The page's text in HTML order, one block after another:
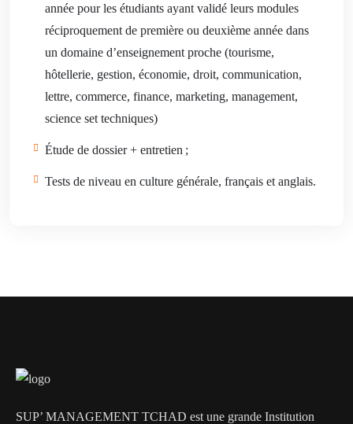
année pour les étudiants ayant validé leurs modules
réciproquement de première ou deuxième année dans
un domaine d’enseignement proche (tourisme,
hôtellerie, gestion, économie, droit, communication,
lettre, commerce, finance, marketing, management,
science set techniques)
Étude de dossier + entretien ;
Tests de niveau en culture générale, français et anglais.
SUP’ MANAGEMENT TCHAD est une grande Institution